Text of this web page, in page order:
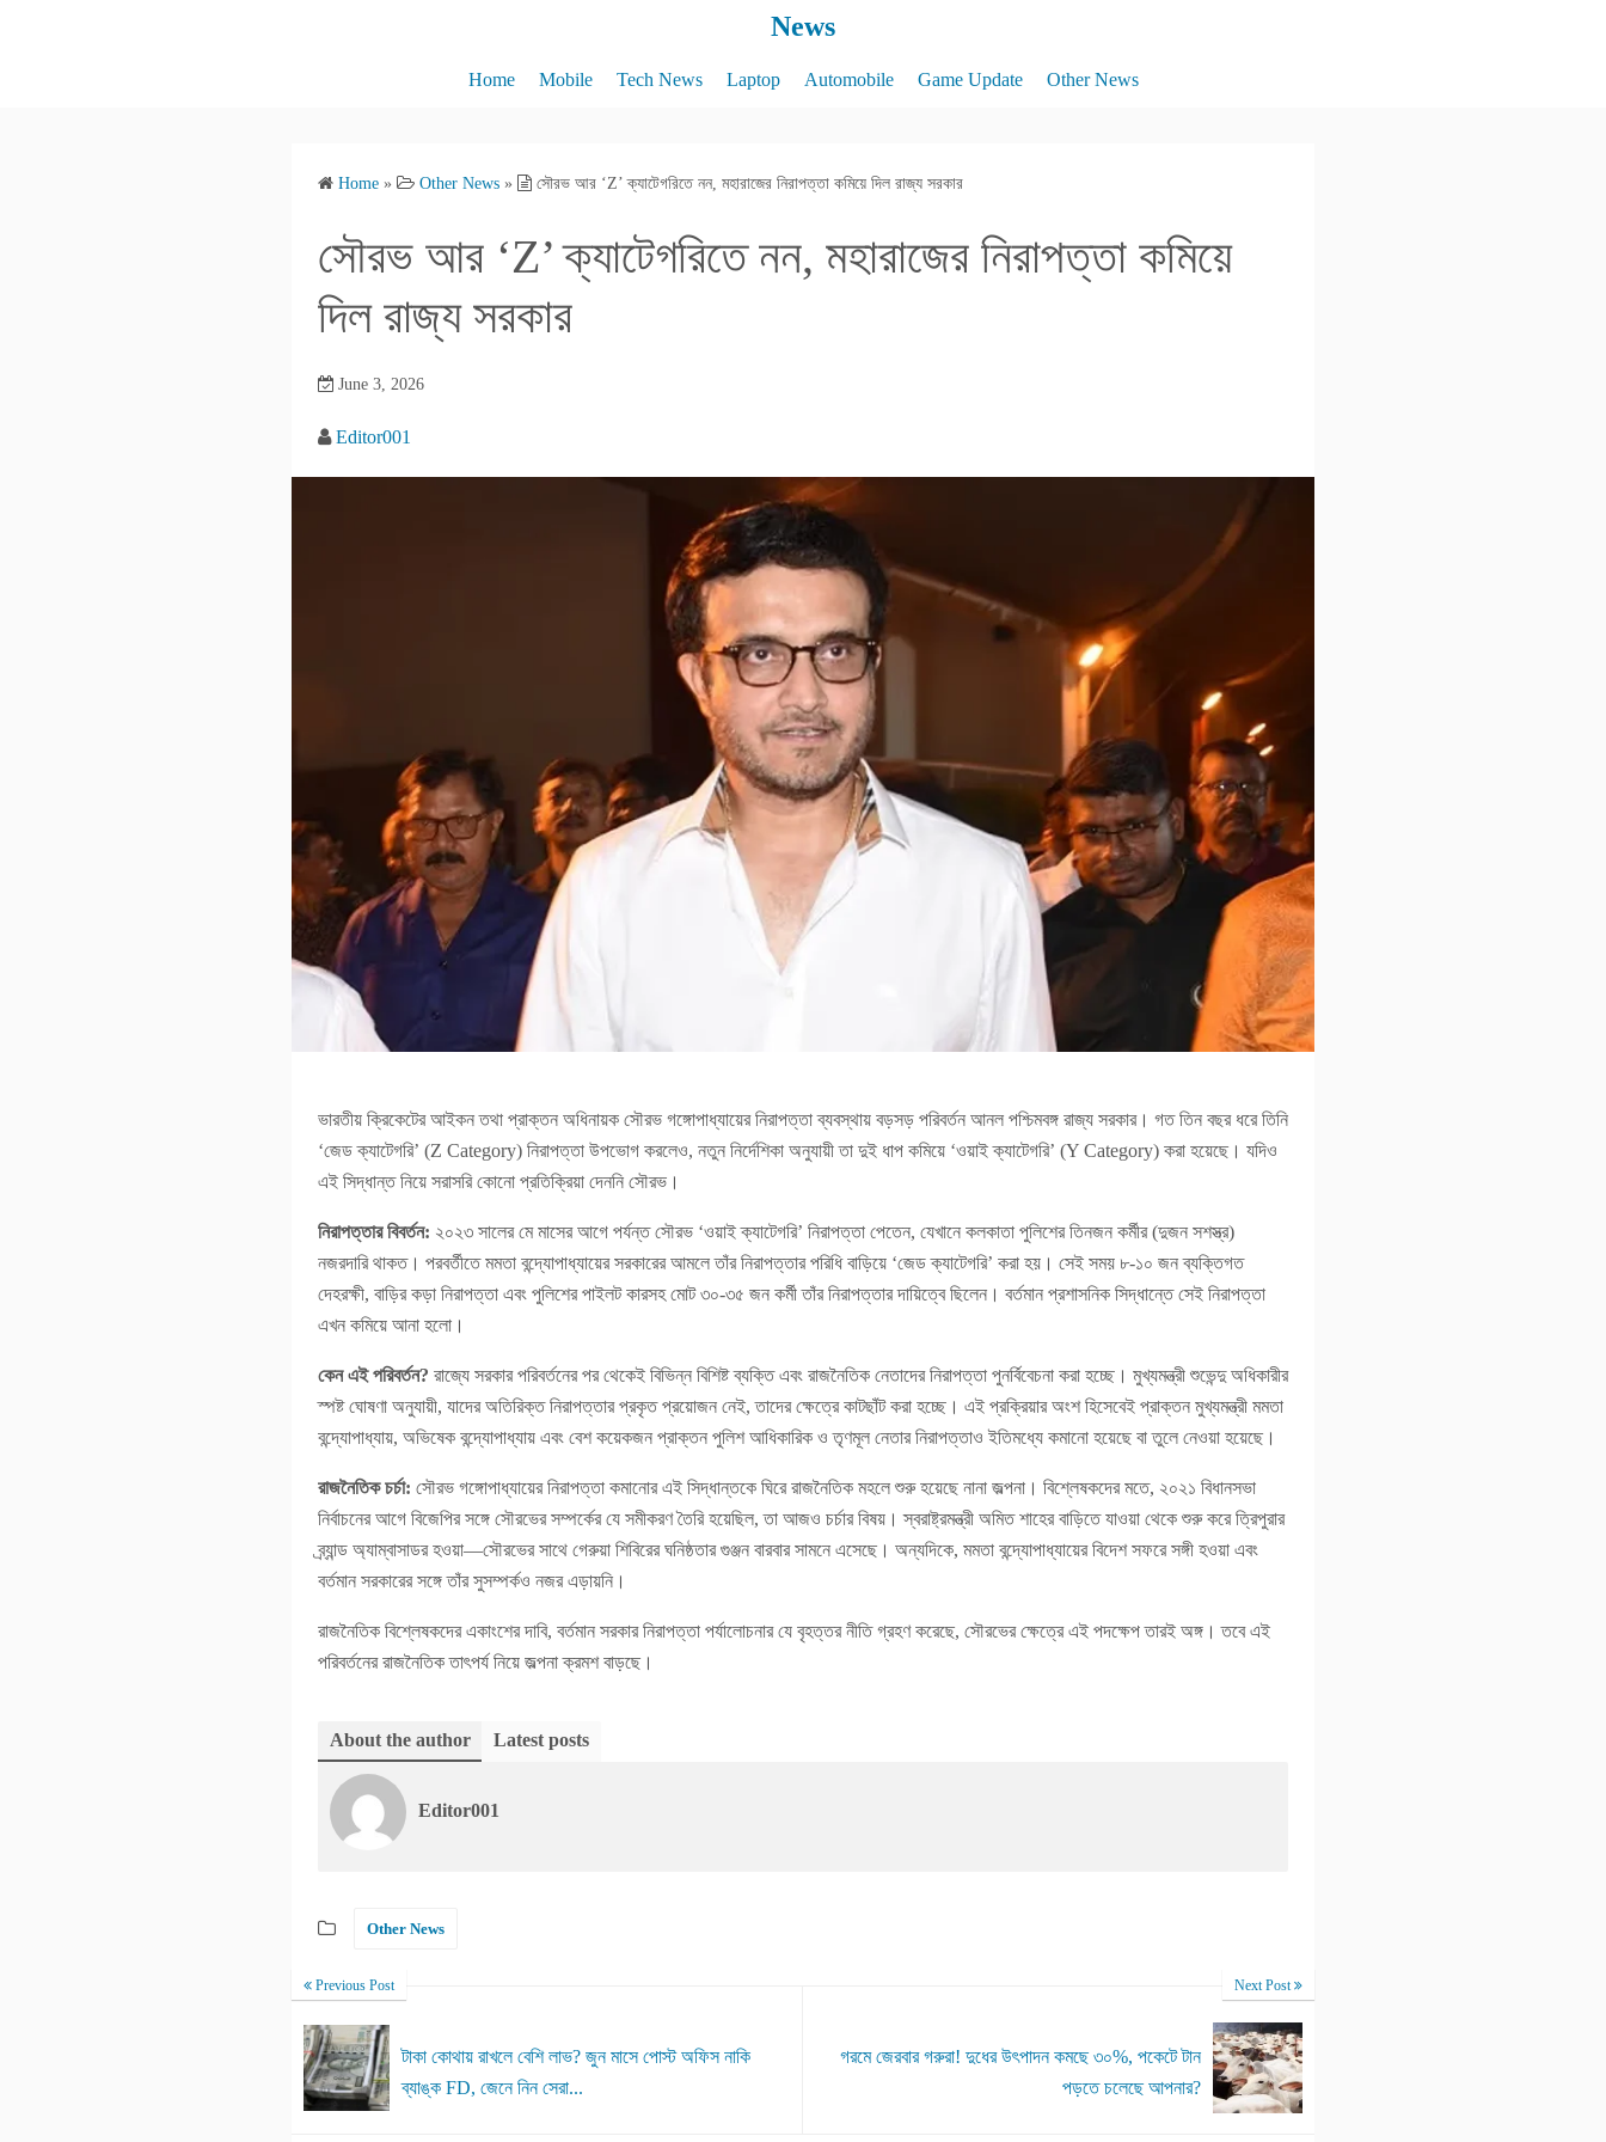
News
Home Mobile Tech News Laptop Automobile Game Update Other News
Home » Other News » সৌরভ আর ‘Z’ ক্যাটেগরিতে নন, মহারাজের নিরাপত্তা কমিয়ে দিল রাজ্য সরকার
সৌরভ আর ‘Z’ ক্যাটেগরিতে নন, মহারাজের নিরাপত্তা কমিয়ে
দিল রাজ্য সরকার
June 3, 2026
Editor001
ভারতীয় ক্রিকেটের আইকন তথা প্রাক্তন অধিনায়ক সৌরভ গঙ্গোপাধ্যায়ের নিরাপত্তা ব্যবস্থায় বড়সড় পরিবর্তন আনল পশ্চিমবঙ্গ রাজ্য সরকার। গত তিন বছর ধরে তিনি
‘জেড ক্যাটেগরি’ (Z Category) নিরাপত্তা উপভোগ করলেও, নতুন নির্দেশিকা অনুযায়ী তা দুই ধাপ কমিয়ে ‘ওয়াই ক্যাটেগরি’ (Y Category) করা হয়েছে। যদিও
এই সিদ্ধান্ত নিয়ে সরাসরি কোনো প্রতিক্রিয়া দেননি সৌরভ।
নিরাপত্তার বিবর্তন: ২০২৩ সালের মে মাসের আগে পর্যন্ত সৌরভ ‘ওয়াই ক্যাটেগরি’ নিরাপত্তা পেতেন, যেখানে কলকাতা পুলিশের তিনজন কর্মীর (দুজন সশস্ত্র)
নজরদারি থাকত। পরবর্তীতে মমতা বন্দ্যোপাধ্যায়ের সরকারের আমলে তাঁর নিরাপত্তার পরিধি বাড়িয়ে ‘জেড ক্যাটেগরি’ করা হয়। সেই সময় ৮-১০ জন ব্যক্তিগত
দেহরক্ষী, বাড়ির কড়া নিরাপত্তা এবং পুলিশের পাইলট কারসহ মোট ৩০-৩৫ জন কর্মী তাঁর নিরাপত্তার দায়িত্বে ছিলেন। বর্তমান প্রশাসনিক সিদ্ধান্তে সেই নিরাপত্তা
এখন কমিয়ে আনা হলো।
কেন এই পরিবর্তন? রাজ্যে সরকার পরিবর্তনের পর থেকেই বিভিন্ন বিশিষ্ট ব্যক্তি এবং রাজনৈতিক নেতাদের নিরাপত্তা পুনর্বিবেচনা করা হচ্ছে। মুখ্যমন্ত্রী শুভেন্দু অধিকারীর
স্পষ্ট ঘোষণা অনুযায়ী, যাদের অতিরিক্ত নিরাপত্তার প্রকৃত প্রয়োজন নেই, তাদের ক্ষেত্রে কাটছাঁট করা হচ্ছে। এই প্রক্রিয়ার অংশ হিসেবেই প্রাক্তন মুখ্যমন্ত্রী মমতা
বন্দ্যোপাধ্যায়, অভিষেক বন্দ্যোপাধ্যায় এবং বেশ কয়েকজন প্রাক্তন পুলিশ আধিকারিক ও তৃণমূল নেতার নিরাপত্তাও ইতিমধ্যে কমানো হয়েছে বা তুলে নেওয়া হয়েছে।
রাজনৈতিক চর্চা: সৌরভ গঙ্গোপাধ্যায়ের নিরাপত্তা কমানোর এই সিদ্ধান্তকে ঘিরে রাজনৈতিক মহলে শুরু হয়েছে নানা জল্পনা। বিশ্লেষকদের মতে, ২০২১ বিধানসভা
নির্বাচনের আগে বিজেপির সঙ্গে সৌরভের সম্পর্কের যে সমীকরণ তৈরি হয়েছিল, তা আজও চর্চার বিষয়। স্বরাষ্ট্রমন্ত্রী অমিত শাহের বাড়িতে যাওয়া থেকে শুরু করে ত্রিপুরার
ব্র্যান্ড অ্যাম্বাসাডর হওয়া—সৌরভের সাথে গেরুয়া শিবিরের ঘনিষ্ঠতার গুঞ্জন বারবার সামনে এসেছে। অন্যদিকে, মমতা বন্দ্যোপাধ্যায়ের বিদেশ সফরে সঙ্গী হওয়া এবং
বর্তমান সরকারের সঙ্গে তাঁর সুসম্পর্কও নজর এড়ায়নি।
রাজনৈতিক বিশ্লেষকদের একাংশের দাবি, বর্তমান সরকার নিরাপত্তা পর্যালোচনার যে বৃহত্তর নীতি গ্রহণ করেছে, সৌরভের ক্ষেত্রে এই পদক্ষেপ তারই অঙ্গ। তবে এই
পরিবর্তনের রাজনৈতিক তাৎপর্য নিয়ে জল্পনা ক্রমশ বাড়ছে।
About the author Latest posts
Editor001
Other News
Previous Post
টাকা কোথায় রাখলে বেশি লাভ? জুন মাসে পোস্ট অফিস নাকি
ব্যাঙ্ক FD, জেনে নিন সেরা...
Next Post
গরমে জেরবার গরুরা! দুধের উৎপাদন কমছে ৩০%, পকেটে টান
পড়তে চলেছে আপনার?